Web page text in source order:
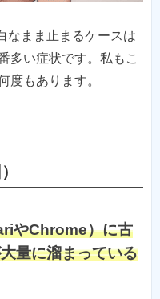
なまま止まるケースは
多い症状です。私もこ
度もあります。
やChrome）に古
量に溜まっている